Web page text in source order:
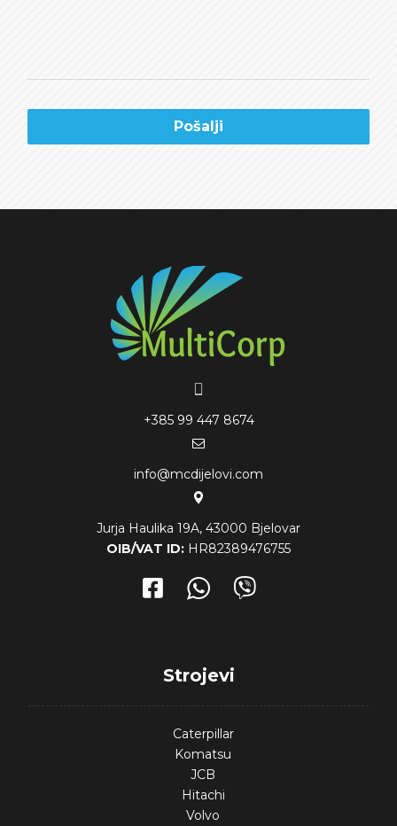
Pošalji
+385 99 447 8674
info@mcdijelovi.com
Jurja Haulika 19A, 43000 Bjelovar
OIB/VAT ID: HR82389476755
Strojevi
Caterpillar
Komatsu
JCB
Hitachi
Volvo